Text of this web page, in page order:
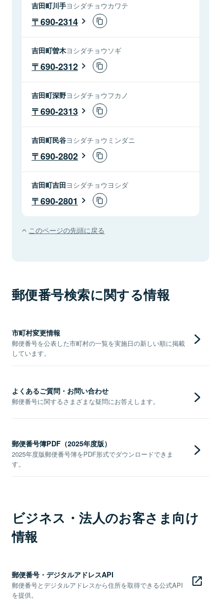
吉田町川手ヨシダチョウカワテ
690-2314
吉田町曽木ヨシダチョウソギ
690-2312
吉田町深野ヨシダチョウフカノ
690-2313
吉田町民谷ヨシダチョウミンダニ
690-2802
吉田町吉田ヨシダチョウヨシダ
690-2801
このページの先頭に戻る
郵便番号検索に関する情報
市町村変更情報
郵便番号を公表した市町村の一覧を実施日の新しい順に掲載
しています。
よくあるご質問・お問い合わせ
郵便番号に関するさまざまな疑問にお答えします。
郵便番号簿PDF（2025年度版）
2025年度版郵便番号簿をPDF形式でダウンロードできま
す。
ビジネス・法人のお客さま向け
情報
郵便番号・デジタルアドレスAPI
郵便番号とデジタルアドレスから住所を取得できる公式API
を提供。